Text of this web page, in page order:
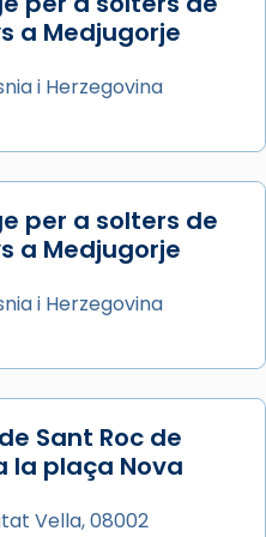
1972) al voltant
de les santes.
també un grup de
i ball propis. Festa
ves per les
és juntament amb el
dels que
prop Jesús.
(12,2) fou el primer
a Medjugorje
i Herzegovina
per a solters de
a Medjugorje
i Herzegovina
Sant Roc de
la plaça Nova
Vella, 08002